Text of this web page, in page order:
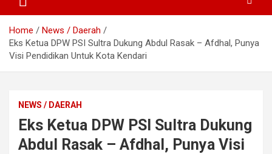
Home
News / Daerah
Eks Ketua DPW PSI Sultra Dukung Abdul Rasak – Afdhal, Punya
Visi Pendidikan Untuk Kota Kendari
NEWS / DAERAH
Eks Ketua DPW PSI Sultra Dukung
Abdul Rasak – Afdhal, Punya Visi